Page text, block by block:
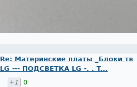
Re: Материнские платы _Блоки тв
LG --- ПОДСВЕТКА LG -. . T...
+1
0